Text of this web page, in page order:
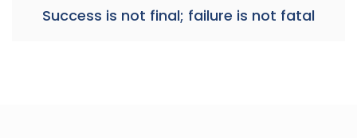
Success is not final; failure is not fatal